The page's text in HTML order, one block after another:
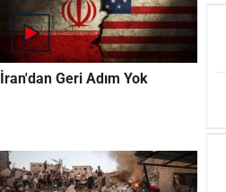
İran'dan Geri Adım Yok